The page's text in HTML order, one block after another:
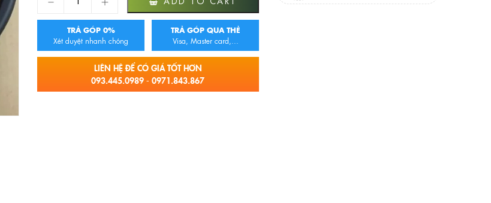
TRẢ GÓP 0%
Xét duyệt nhanh chóng
TRẢ GÓP QUA THẺ
Visa, Master card,...
LIÊN HỆ ĐỂ CÓ GIÁ TỐT HƠN
093.445.0989 - 0971.843.867